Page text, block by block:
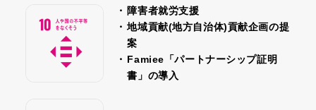
・ 障害者就労支援
・ 地域貢献(地方自治体)貢献企画の提
案
・ Famiee「パートナーシップ証明
書」の導入